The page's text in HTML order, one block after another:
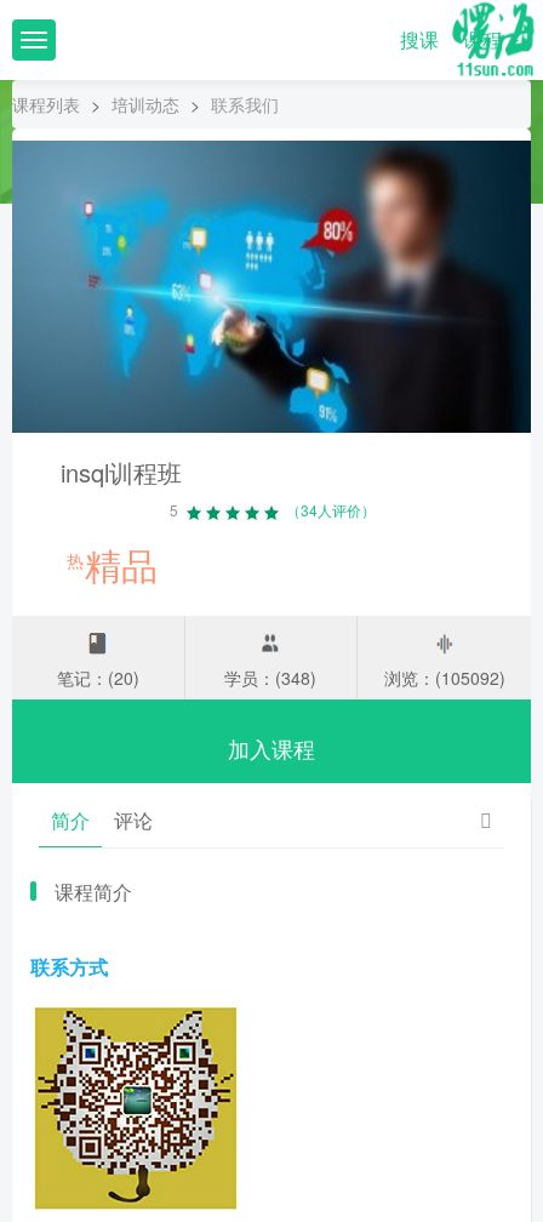
T
o
g
l
搜课 课程
课程列表 > 培训动态 > 联系我们
insql训程班
5 （34人评价）
热精品
笔记：(20) 学员：(348) 浏览：(105092)
加入课程
简介 评论
课程简介
联系方式